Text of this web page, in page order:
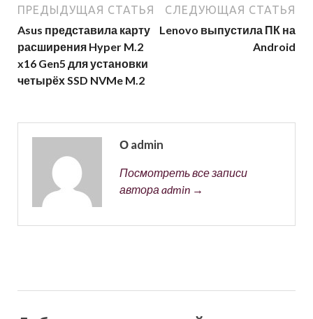
ПРЕДЫДУЩАЯ СТАТЬЯ
Asus представила карту
расширения Hyper M.2
x16 Gen5 для установки
четырёх SSD NVMe M.2
СЛЕДУЮЩАЯ СТАТЬЯ
Lenovo выпустила ПК на
Android
О admin
Посмотреть все записи
автора admin →